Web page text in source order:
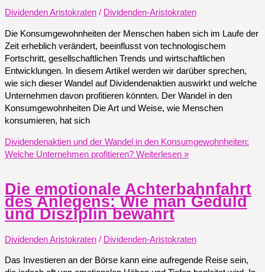
Dividenden Aristokraten / Dividenden-Aristokraten
Die Konsumgewohnheiten der Menschen haben sich im Laufe der
Zeit erheblich verändert, beeinflusst von technologischem
Fortschritt, gesellschaftlichen Trends und wirtschaftlichen
Entwicklungen. In diesem Artikel werden wir darüber sprechen,
wie sich dieser Wandel auf Dividendenaktien auswirkt und welche
Unternehmen davon profitieren könnten. Der Wandel in den
Konsumgewohnheiten Die Art und Weise, wie Menschen
konsumieren, hat sich
Dividendenaktien und der Wandel in den Konsumgewohnheiten:
Welche Unternehmen profitieren? Weiterlesen »
Die emotionale Achterbahnfahrt
des Anlegens: Wie man Geduld
und Disziplin bewahrt
Dividenden Aristokraten / Dividenden-Aristokraten
Das Investieren an der Börse kann eine aufregende Reise sein,